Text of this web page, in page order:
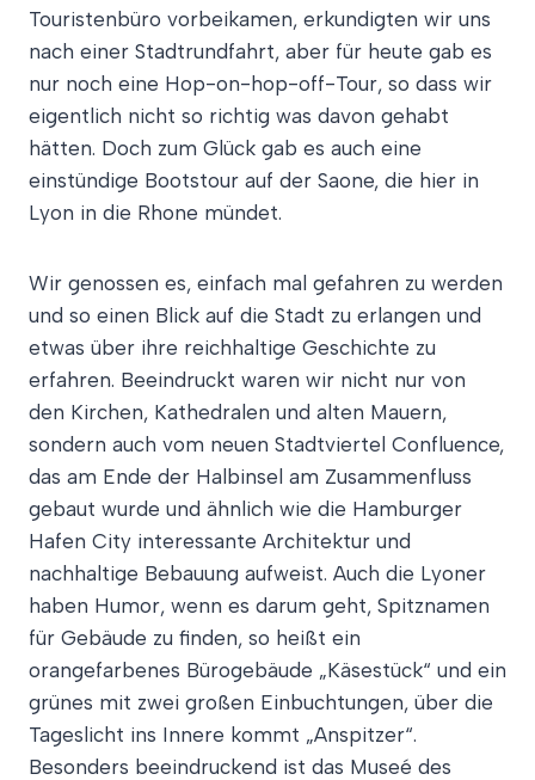
Touristenbüro vorbeikamen, erkundigten wir uns
nach einer Stadtrundfahrt, aber für heute gab es
nur noch eine Hop-on-hop-off-Tour, so dass wir
eigentlich nicht so richtig was davon gehabt
hätten. Doch zum Glück gab es auch eine
einstündige Bootstour auf der Saone, die hier in
Lyon in die Rhone mündet.
Wir genossen es, einfach mal gefahren zu werden
und so einen Blick auf die Stadt zu erlangen und
etwas über ihre reichhaltige Geschichte zu
erfahren. Beeindruckt waren wir nicht nur von
den Kirchen, Kathedralen und alten Mauern,
sondern auch vom neuen Stadtviertel Confluence,
das am Ende der Halbinsel am Zusammenfluss
gebaut wurde und ähnlich wie die Hamburger
Hafen City interessante Architektur und
nachhaltige Bebauung aufweist. Auch die Lyoner
haben Humor, wenn es darum geht, Spitznamen
für Gebäude zu finden, so heißt ein
orangefarbenes Bürogebäude „Käsestück“ und ein
grünes mit zwei großen Einbuchtungen, über die
Tageslicht ins Innere kommt „Anspitzer“.
Besonders beeindruckend ist das Museé des